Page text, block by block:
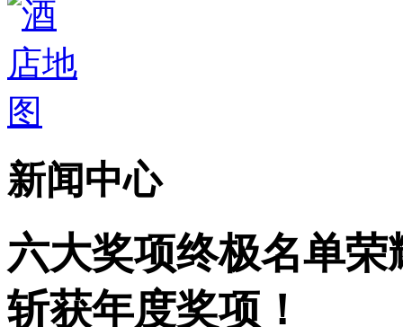
新闻中心
六大奖项终极名单
斩获年度奖项！